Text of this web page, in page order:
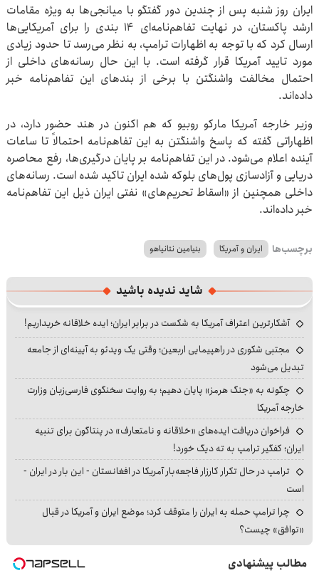
ایران روز شنبه پس از چندین دور گفتگو با میانجی‌ها به ویژه مقامات
ارشد پاکستان، در نهایت تفاهم‌نامه‌ای ۱۴ بندی را برای آمریکایی‌ها
ارسال کرد که با توجه به اظهارات ترامپ، به نظر می‌رسد تا حدود زیادی
مورد تایید آمریکا قرار گرفته است. با این حال رسانه‌های داخلی از
احتمال مخالفت واشنگتن با برخی از بندهای این تفاهم‌نامه خبر
داده‌اند.
وزیر خارجه آمریکا مارکو روبیو که هم اکنون در هند حضور دارد، در
اظهاراتی گفته که پاسخ واشنگتن به این تفاهم‌نامه احتمالاً تا ساعات
آینده اعلام می‌شود. در این تفاهم‌نامه بر پایان درگیری‌ها، رفع محاصره
دریایی و آزادسازی پول‌های بلوکه شده ایران تاکید شده است. رسانه‌های
داخلی همچنین از «اسقاط تحریم‌های» نفتی ایران ذیل این تفاهم‌نامه
خبر داده‌اند.
برچسب‌ها ایران و آمریکا بنیامین نتانیاهو
شاید ندیده باشید
آشکارترین اعتراف آمریکا به شکست در برابر ایران؛ ایده خلاقانه خریداریم!
مجتبی شکوری در راهپیمایی اربعین؛ وقتی یک ویدئو به آیینه‌ای از جامعه
تبدیل می‌شود
چگونه به «جنگ هرمز» پایان دهیم؛ به روایت سخنگوی فارسی‌زبان وزارت
خارجه آمریکا
فراخوان دریافت ایده‌های «خلاقانه و نامتعارف» در پنتاگون برای تنبیه
ایران؛ کفگیر ترامپ به ته دیگ خورد!
ترامپ در حال تکرار کارزار فاجعه‌بار آمریکا در افغانستان - این بار در ایران -
است
چرا ترامپ حمله به ایران را متوقف کرد؛ موضع ایران و آمریکا در قبال
«توافق» چیست؟
مطالب پیشنهادی